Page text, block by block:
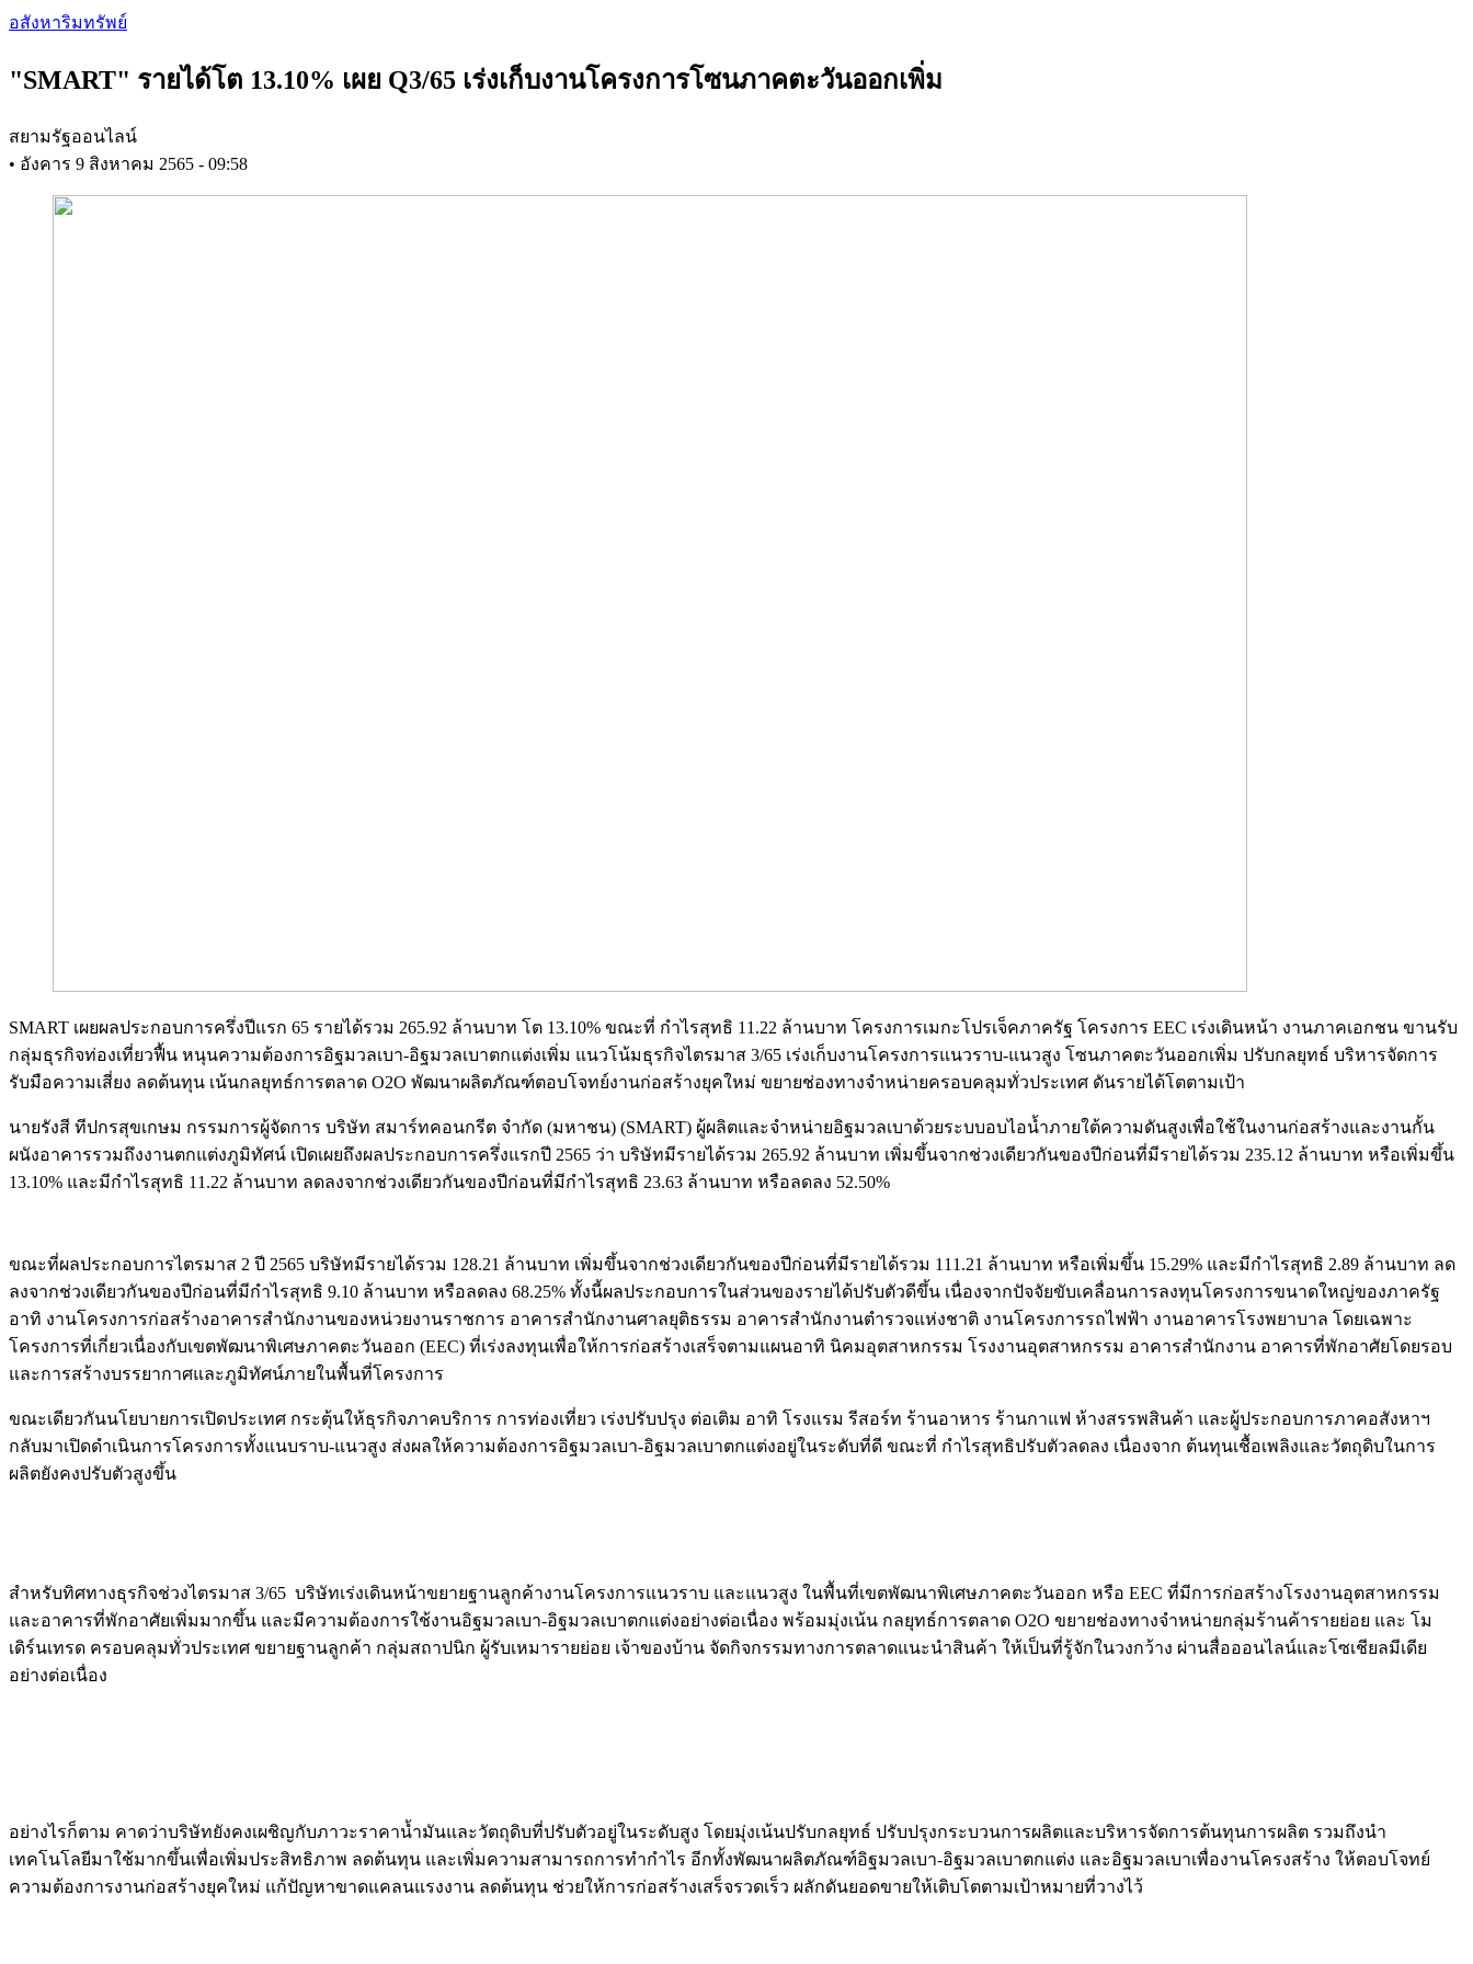
Skip
content
อสังหาริมทรัพย์
"SMART" รายได้โต 13.10% เผย Q3/65 เร่งเก็บงานโครงการโซนภาคตะวันออกเพิ่ม
สยามรัฐออนไลน์
• อังคาร 9 สิงหาคม 2565 - 09:58
SMART เผยผลประกอบการครึ่งปีแรก 65 รายได้รวม 265.92 ล้านบาท โต 13.10% ขณะที่ กำไรสุทธิ 11.22 ล้านบาท โครงการเมกะโปรเจ็คภาครัฐ โครงการ EEC เร่งเดินหน้า งานภาคเอกชน ขานรับ
กลุ่มธุรกิจท่องเที่ยวฟื้น หนุนความต้องการอิฐมวลเบา-อิฐมวลเบาตกแต่งเพิ่ม แนวโน้มธุรกิจไตรมาส 3/65 เร่งเก็บงานโครงการแนวราบ-แนวสูง โซนภาคตะวันออกเพิ่ม ปรับกลยุทธ์ บริหารจัดการ
รับมือความเสี่ยง ลดต้นทุน เน้นกลยุทธ์การตลาด O2O พัฒนาผลิตภัณฑ์ตอบโจทย์งานก่อสร้างยุคใหม่ ขยายช่องทางจำหน่ายครอบคลุมทั่วประเทศ ดันรายได้โตตามเป้า
นายรังสี ทีปกรสุขเกษม กรรมการผู้จัดการ บริษัท สมาร์ทคอนกรีต จำกัด (มหาชน) (SMART) ผู้ผลิตและจำหน่ายอิฐมวลเบาด้วยระบบอบไอน้ำภายใต้ความดันสูงเพื่อใช้ในงานก่อสร้างและงานกั้น
ผนังอาคารรวมถึงงานตกแต่งภูมิทัศน์ เปิดเผยถึงผลประกอบการครึ่งแรกปี 2565 ว่า บริษัทมีรายได้รวม 265.92 ล้านบาท เพิ่มขึ้นจากช่วงเดียวกันของปีก่อนที่มีรายได้รวม 235.12 ล้านบาท หรือเพิ่มขึ้น
13.10% และมีกำไรสุทธิ 11.22 ล้านบาท ลดลงจากช่วงเดียวกันของปีก่อนที่มีกำไรสุทธิ 23.63 ล้านบาท หรือลดลง 52.50%
ขณะที่ผลประกอบการไตรมาส 2 ปี 2565 บริษัทมีรายได้รวม 128.21 ล้านบาท เพิ่มขึ้นจากช่วงเดียวกันของปีก่อนที่มีรายได้รวม 111.21 ล้านบาท หรือเพิ่มขึ้น 15.29% และมีกำไรสุทธิ 2.89 ล้านบาท ลด
ลงจากช่วงเดียวกันของปีก่อนที่มีกำไรสุทธิ 9.10 ล้านบาท หรือลดลง 68.25% ทั้งนี้ผลประกอบการในส่วนของรายได้ปรับตัวดีขึ้น เนื่องจากปัจจัยขับเคลื่อนการลงทุนโครงการขนาดใหญ่ของภาครัฐ
อาทิ งานโครงการก่อสร้างอาคารสำนักงานของหน่วยงานราชการ อาคารสำนักงานศาลยุติธรรม อาคารสำนักงานตำรวจแห่งชาติ งานโครงการรถไฟฟ้า งานอาคารโรงพยาบาล โดยเฉพาะ
โครงการที่เกี่ยวเนื่องกับเขตพัฒนาพิเศษภาคตะวันออก (EEC) ที่เร่งลงทุนเพื่อให้การก่อสร้างเสร็จตามแผนอาทิ นิคมอุตสาหกรรม โรงงานอุตสาหกรรม อาคารสำนักงาน อาคารที่พักอาศัยโดยรอบ
และการสร้างบรรยากาศและภูมิทัศน์ภายในพื้นที่โครงการ
ขณะเดียวกันนโยบายการเปิดประเทศ กระตุ้นให้ธุรกิจภาคบริการ การท่องเที่ยว เร่งปรับปรุง ต่อเติม อาทิ โรงแรม รีสอร์ท ร้านอาหาร ร้านกาแฟ ห้างสรรพสินค้า และผู้ประกอบการภาคอสังหาฯ
กลับมาเปิดดำเนินการโครงการทั้งแนบราบ-แนวสูง ส่งผลให้ความต้องการอิฐมวลเบา-อิฐมวลเบาตกแต่งอยู่ในระดับที่ดี ขณะที่ กำไรสุทธิปรับตัวลดลง เนื่องจาก ต้นทุนเชื้อเพลิงและวัตถุดิบในการ
ผลิตยังคงปรับตัวสูงขึ้น
สำหรับทิศทางธุรกิจช่วงไตรมาส 3/65 บริษัทเร่งเดินหน้าขยายฐานลูกค้างานโครงการแนวราบ และแนวสูง ในพื้นที่เขตพัฒนาพิเศษภาคตะวันออก หรือ EEC ที่มีการก่อสร้างโรงงานอุตสาหกรรม
และอาคารที่พักอาศัยเพิ่มมากขึ้น และมีความต้องการใช้งานอิฐมวลเบา-อิฐมวลเบาตกแต่งอย่างต่อเนื่อง พร้อมมุ่งเน้น กลยุทธ์การตลาด O2O ขยายช่องทางจำหน่ายกลุ่มร้านค้ารายย่อย และ โม
เดิร์นเทรด ครอบคลุมทั่วประเทศ ขยายฐานลูกค้า กลุ่มสถาปนิก ผู้รับเหมารายย่อย เจ้าของบ้าน จัดกิจกรรมทางการตลาดแนะนำสินค้า ให้เป็นที่รู้จักในวงกว้าง ผ่านสื่อออนไลน์และโซเชียลมีเดีย
อย่างต่อเนื่อง
อย่างไรก็ตาม คาดว่าบริษัทยังคงเผชิญกับภาวะราคาน้ำมันและวัตถุดิบที่ปรับตัวอยู่ในระดับสูง โดยมุ่งเน้นปรับกลยุทธ์ ปรับปรุงกระบวนการผลิตและบริหารจัดการต้นทุนการผลิต รวมถึงนำ
เทคโนโลยีมาใช้มากขึ้นเพื่อเพิ่มประสิทธิภาพ ลดต้นทุน และเพิ่มความสามารถการทำกำไร อีกทั้งพัฒนาผลิตภัณฑ์อิฐมวลเบา-อิฐมวลเบาตกแต่ง และอิฐมวลเบาเพื่องานโครงสร้าง ให้ตอบโจทย์
ความต้องการงานก่อสร้างยุคใหม่ แก้ปัญหาขาดแคลนแรงงาน ลดต้นทุน ช่วยให้การก่อสร้างเสร็จรวดเร็ว ผลักดันยอดขายให้เติบโตตามเป้าหมายที่วางไว้